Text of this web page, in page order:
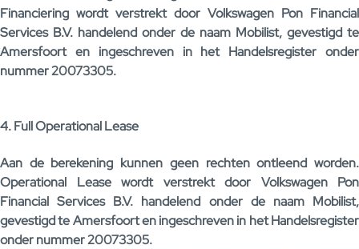
Financiering wordt verstrekt door Volkswagen Pon Financial
Services B.V. handelend onder de naam Mobilist, gevestigd te
Amersfoort en ingeschreven in het Handelsregister onder
nummer 20073305.
4. Full Operational Lease
Aan de berekening kunnen geen rechten ontleend worden.
Operational Lease wordt verstrekt door Volkswagen Pon
Financial Services B.V. handelend onder de naam Mobilist,
gevestigd te Amersfoort en ingeschreven in het Handelsregister
onder nummer 20073305.